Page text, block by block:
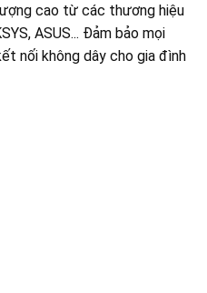
cao từ các thương hiệu
ASUS... Đảm bảo mọi
nối không dây cho gia đình